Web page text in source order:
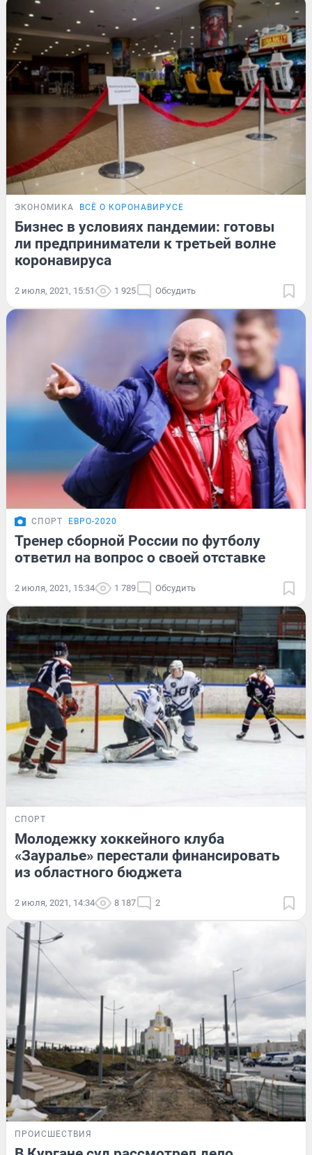
ЭКОНОМИКА ВСЁ О КОРОНАВИРУСЕ
Бизнес в условиях пандемии: готовы
ли предприниматели к третьей волне
коронавируса
2 июля, 2021, 15:51 1 925 Обсудить
СПОРТ ЕВРО-2020
Тренер сборной России по футболу
ответил на вопрос о своей отставке
2 июля, 2021, 15:34 1 789 Обсудить
СПОРТ
Молодежку хоккейного клуба
«Зауралье» перестали финансировать
из областного бюджета
2 июля, 2021, 14:34 8 187 2
ПРОИСШЕСТВИЯ